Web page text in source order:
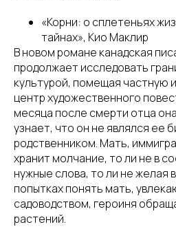
«Корни: о сплетеньях
тайнах», Кио Маклир
В новом романе канадская
продолжает исследовать
культурой, помещая частную
центр художественного
месяца после смерти отца
узнает, что он не являлся ее
родственником. Мать,
хранит молчание, то ли не в
нужные слова, то ли не желая
попытках понять мать,
садоводством, героиня
растений.